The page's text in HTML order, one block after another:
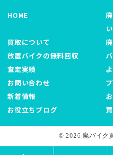
HOME
買取について
放置バイクの無料回収
査定実績
お問い合わせ
新着情報
お役立ちブログ
© 2026 廃バイク